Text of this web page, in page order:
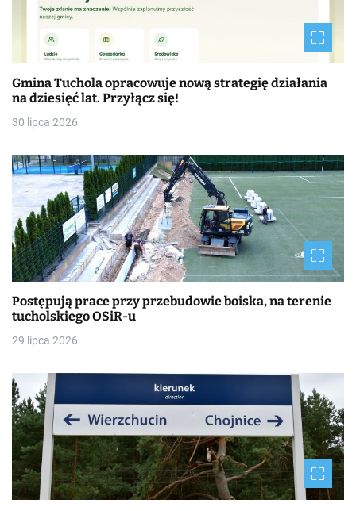
Gmina Tuchola opracowuje nową strategię działania
na dziesięć lat. Przyłącz się!
30 lipca 2026
Postępują prace przy przebudowie boiska, na terenie
tucholskiego OSiR-u
29 lipca 2026